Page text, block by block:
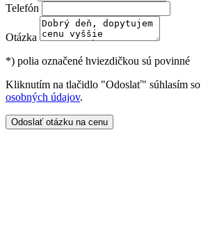
Telefón
Otázka
*) polia označené hviezdičkou sú povinné
Kliknutím na tlačidlo "Odoslať" súhlasím so
osobných údajov.
Odoslať otázku na cenu